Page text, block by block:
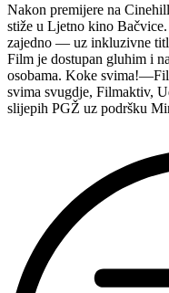
Hvaru”
Nakon premijere na
stiže u Ljetno kino
zajedno — uz inkluzivne
Film je dostupan gluhim i
osobama. Koke
svima svugdje, Filmaktiv,
slijepih PGŽ uz podršku